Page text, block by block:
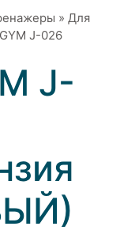
» Для
J-026
J-